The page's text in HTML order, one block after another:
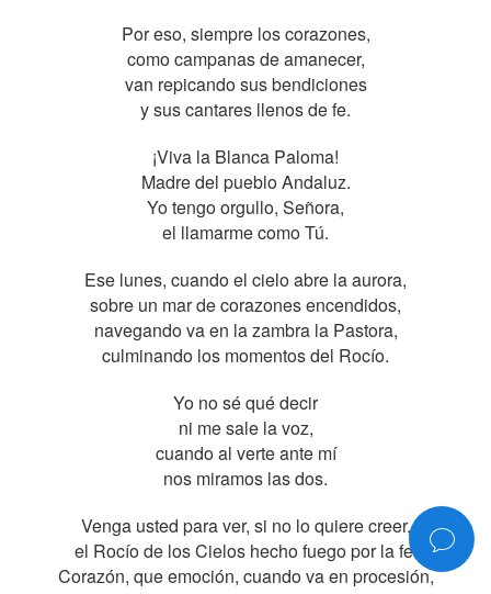
Por eso, siempre los corazones,
como campanas de amanecer,
van repicando sus bendiciones
y sus cantares llenos de fe.
¡Viva la Blanca Paloma!
Madre del pueblo Andaluz.
Yo tengo orgullo, Señora,
el llamarme como Tú.
Ese lunes, cuando el cielo abre la aurora,
sobre un mar de corazones encendidos,
navegando va en la zambra la Pastora,
culminando los momentos del Rocío.
Yo no sé qué decir
ni me sale la voz,
cuando al verte ante mí
nos miramos las dos.
Venga usted para ver, si no lo quiere creer,
el Rocío de los Cielos hecho fuego por la fe.
Corazón, que emoción, cuando va en procesión,